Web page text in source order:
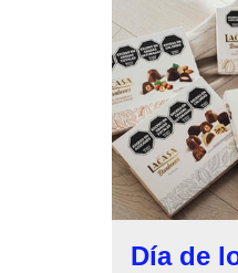
Día de